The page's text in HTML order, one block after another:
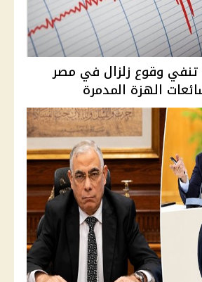
تنفي وقوع زلزال في مصر
الهزة المدمرة